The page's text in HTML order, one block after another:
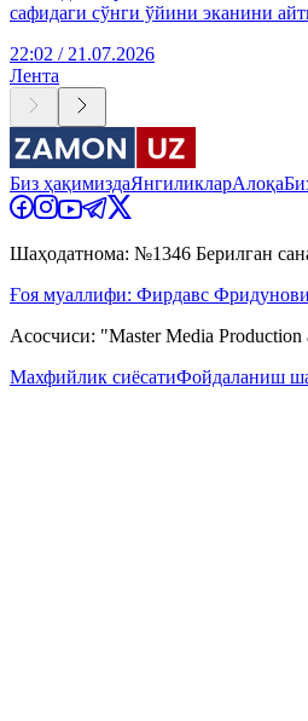
сафидаги сўнги ўйини эканини
22:02 / 21.07.2026
Лента
Биз ҳақимиздаЯнгиликларАлоқа
Шаҳодатнома: №1346 Берилган
Ғоя муаллифи: Фирдавс
Асосчиси: "Master Media Production
Махфийлик сиёсатиФойдаланиш